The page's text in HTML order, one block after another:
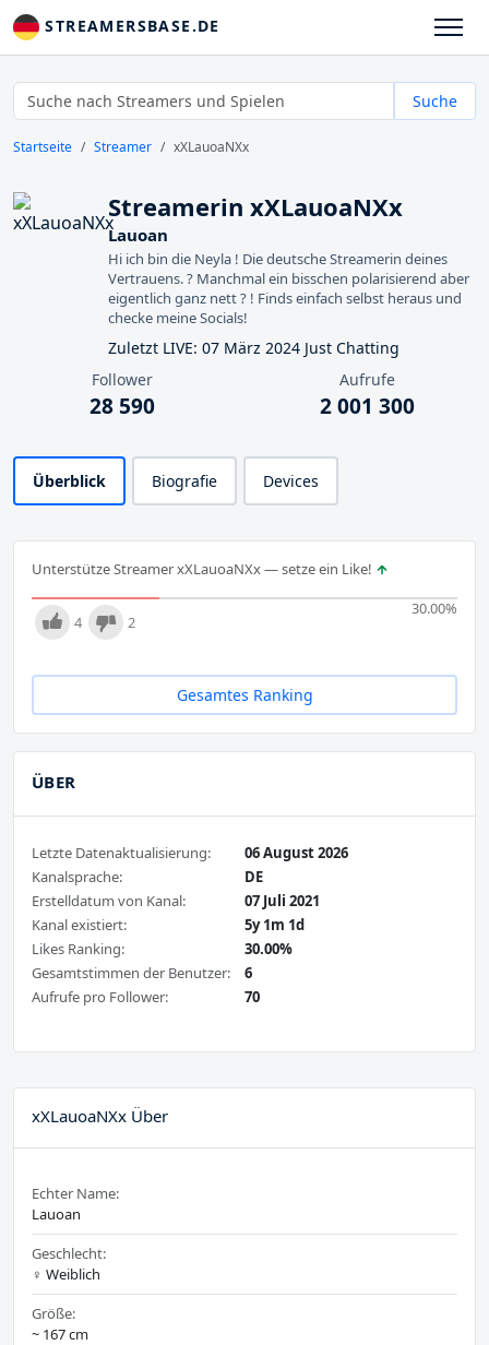
STREAMERSBASE.DE
Suche
Startseite Streamer xXLauoaNXx
Streamerin xXLauoaNXx
Lauoan
Hi ich bin die Neyla ! Die deutsche Streamerin deines
Vertrauens. ? Manchmal ein bisschen polarisierend aber
eigentlich ganz nett ? ! Finds einfach selbst heraus und
checke meine Socials!
Zuletzt LIVE: 07 März 2024 Just Chatting
Follower
28 590
Aufrufe
2 001 300
Überblick Biografie Devices
Unterstütze Streamer xXLauoaNXx — setze ein Like!
30.00%
4 2
Gesamtes Ranking
ÜBER
Letzte Datenaktualisierung:
06 August 2026
Kanalsprache:
DE
Erstelldatum von Kanal:
07 Juli 2021
Kanal existiert:
5y 1m 1d
Likes Ranking:
30.00%
Gesamtstimmen der Benutzer:
6
Aufrufe pro Follower:
70
xXLauoaNXx Über
Echter Name:
Lauoan
Geschlecht:
♀️ Weiblich
Größe:
~ 167 cm